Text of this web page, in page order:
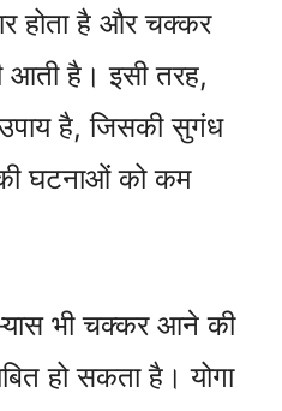
होता है और चक्कर
आती है। इसी तरह,
उपाय है, जिसकी सुगंध
घटनाओं को कम
भी चक्कर आने की
हो सकता है। योगा